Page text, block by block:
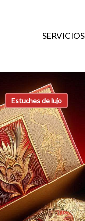
SERVICIOS
Estuches de lujo